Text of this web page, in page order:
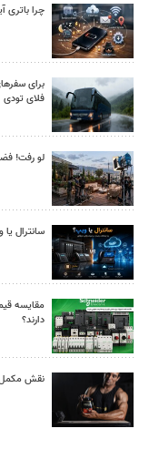
چرا باتری
برای
فلای تودی
لو رفت!
سانترال
مقایسه
دارند؟
نقش مکمل